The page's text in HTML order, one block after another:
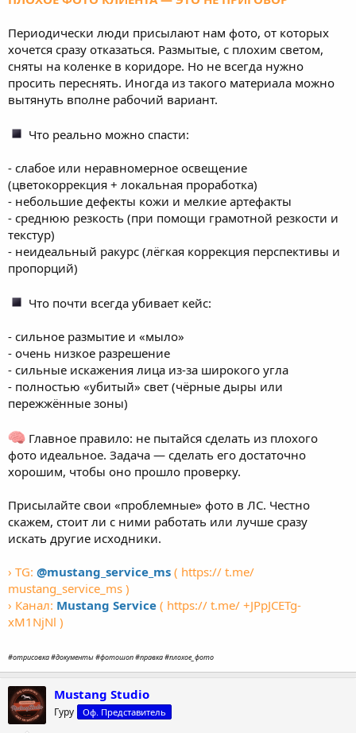
Периодически люди присылают нам фото, от которых
хочется сразу отказаться. Размытые, с плохим светом,
сняты на коленке в коридоре. Но не всегда нужно
просить переснять. Иногда из такого материала можно
вытянуть вполне рабочий вариант.
Что реально можно спасти:
- слабое или неравномерное освещение
(цветокоррекция + локальная проработка)
- небольшие дефекты кожи и мелкие артефакты
- среднюю резкость (при помощи грамотной резкости и
текстур)
- неидеальный ракурс (лёгкая коррекция перспективы и
пропорций)
Что почти всегда убивает кейс:
- сильное размытие и «мыло»
- очень низкое разрешение
- сильные искажения лица из-за широкого угла
- полностью «убитый» свет (чёрные дыры или
пережжённые зоны)
Главное правило: не пытайся сделать из плохого
фото идеальное. Задача — сделать его достаточно
хорошим, чтобы оно прошло проверку.
Присылайте свои «проблемные» фото в ЛС. Честно
скажем, стоит ли с ними работать или лучше сразу
искать другие исходники.
› TG: @mustang_service_ms ( https:// t.me/
mustang_service_ms )
› Канал: Mustang Service ( https:// t.me/ +JPpJCETg-
xM1NjNl )
#отрисовка #документы #фотошоп #правка #плохое_фото
Mustang Studio
Гуру Оф. Представитель